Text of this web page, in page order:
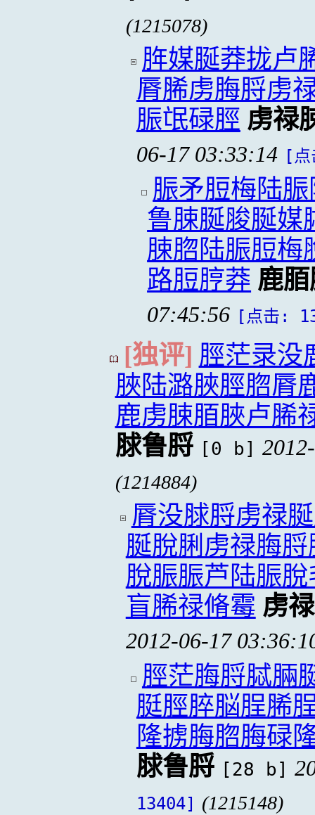
(1215078)
脌媒脠莽拢卢
脣脪虏脢脟虏
脤氓碌脛 虏禄
06-17 03:33:14 [
脤矛脰梅陆
鲁脨脠脧脠媒
脨脗陆脤脰梅
路脰脝莽 鹿
07:45:56 [点击:
[独评] 脛茫录没
脥陆潞脥脛脗脣
鹿虏脨脜脥卢脪
脙鲁脟 [0 b]
(1214884)
脣没脙脟虏禄
脠脫脷虏禄脢
脫脤脤芦陆脤
盲脪禄脩霉 虏
2012-06-17
脛茫脢脟脦脼
脡脛脺脳脭脪
隆掳脢脗脢碌
脙鲁脟 [28 b]
13404] (1215148)